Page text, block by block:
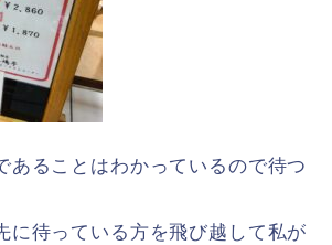
あることはわかっているので待つ
に待っている方を飛び越して私が